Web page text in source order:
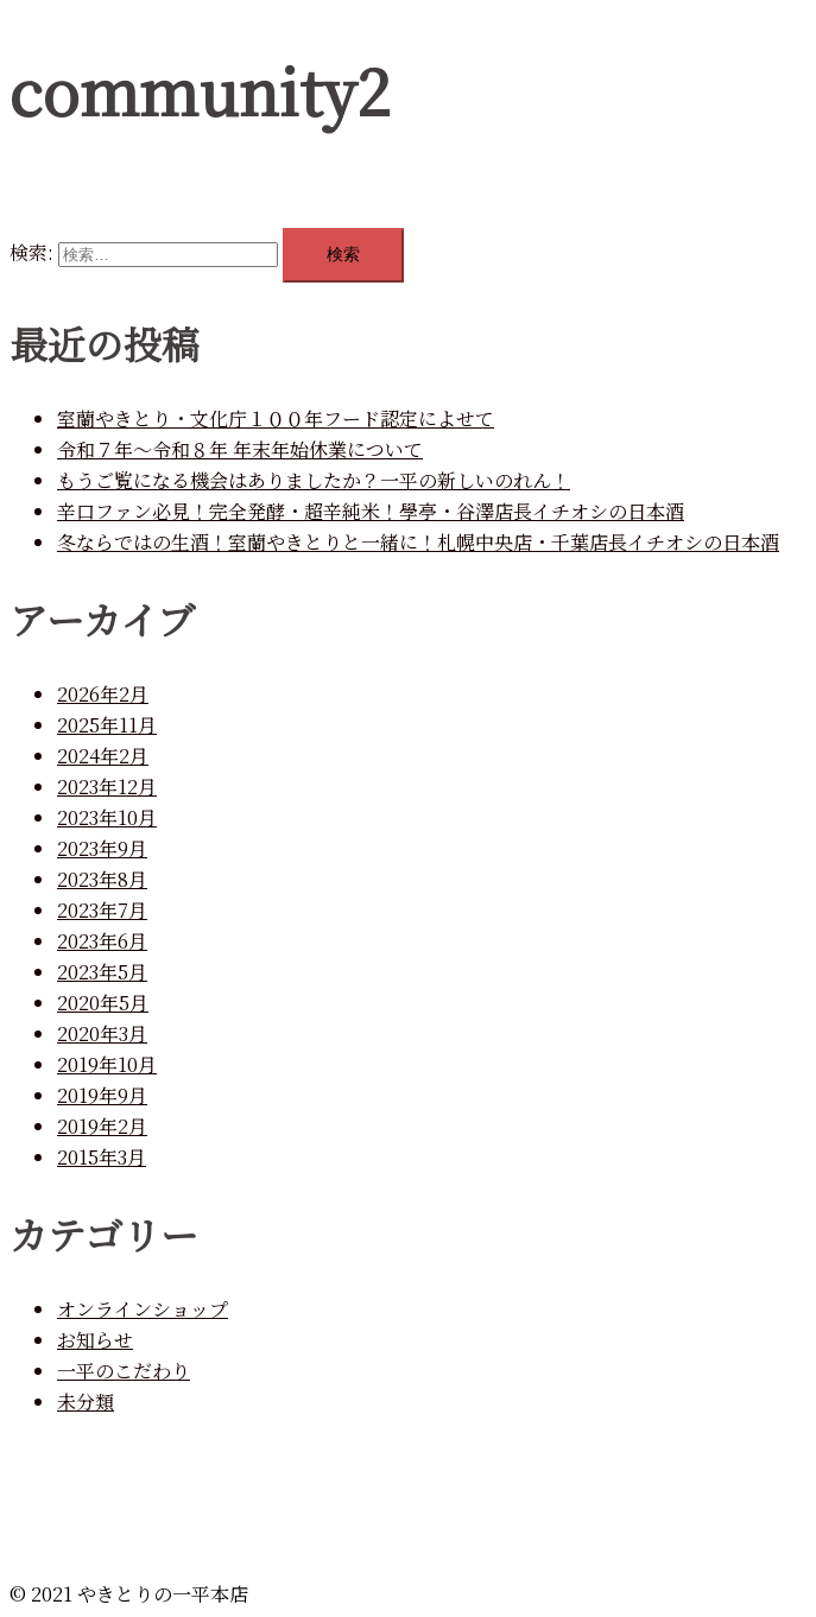
community2
検索:
最近の投稿
室蘭やきとり・文化庁１００年フード認定によせて
令和７年～令和８年 年末年始休業について
もうご覧になる機会はありましたか？一平の新しいのれん！
辛口ファン必見！完全発酵・超辛純米！學亭・谷澤店長イチオシの日本酒
冬ならではの生酒！室蘭やきとりと一緒に！札幌中央店・千葉店長イチオシの日本酒
アーカイブ
2026年2月
2025年11月
2024年2月
2023年12月
2023年10月
2023年9月
2023年8月
2023年7月
2023年6月
2023年5月
2020年5月
2020年3月
2019年10月
2019年9月
2019年2月
2015年3月
カテゴリー
オンラインショップ
お知らせ
一平のこだわり
未分類
© 2021 やきとりの一平本店